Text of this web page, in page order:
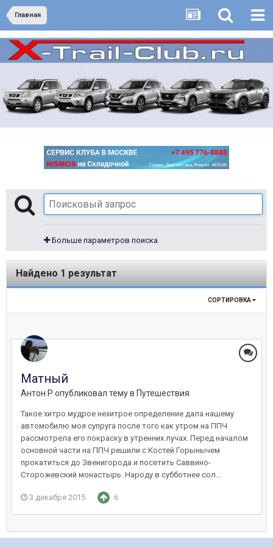
Главная
Больше параметров поиска
Найдено 1 результат
СОРТИРОВКА
Матный
Антон Р опубликовал тему в Путешествия
Такое хитро мудрое нехитрое определение дала нашему
автомобилю моя супруга после того как утром на ППЧ
рассмотрела его покраску в утренних лучах. Перед началом
основной части на ППЧ решили с Костей Горынычем
прокатиться до Звенигорода и посетить Саввино-
Сторожевский монастырь. Народу в субботнее сол...
3 декабря 2015 6